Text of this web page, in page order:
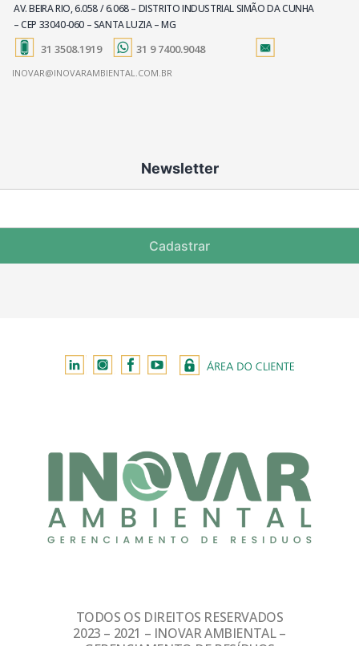
AV. BEIRA RIO, 6.058 / 6.068 – DISTRITO INDUSTRIAL SIMÃO DA CUNHA
– CEP 33040-060 – SANTA LUZIA – MG
31 3508.1919 31 9 7400.9048
INOVAR@INOVARAMBIENTAL.COM.BR
Newsletter
Cadastrar
TODOS OS DIREITOS RESERVADOS
2023 – 2021 – INOVAR AMBIENTAL –